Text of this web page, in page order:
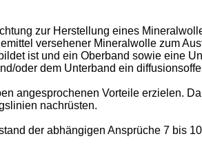
zur Herstellung eines
versehener Mineralwolle zum
ist und ein Oberband sowie eine
oder dem Unterband ein
angesprochenen Vorteile erzielen.
nachrüsten.
der abhängigen Ansprüche 7 bis